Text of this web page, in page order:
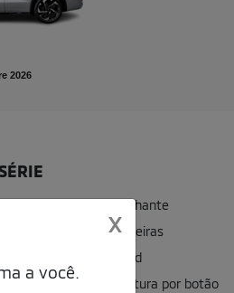
2026
na cor preta brilhante
PHEV nas portas dianteiras
traseiras em led
ajustes elétricos de altura por botão
X
a você.